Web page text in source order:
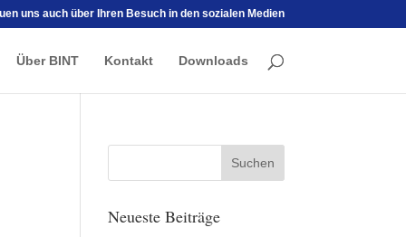
uns auch über Ihren Besuch in den sozialen Medien
Über BINT Kontakt Downloads
Neueste Beiträge